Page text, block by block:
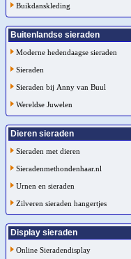
Buikdanskleding
Buitenlandse sieraden
Moderne hedendaagse sieraden
Sieraden
Sieraden bij Anny van Buul
Wereldse Juwelen
Dieren sieraden
Sieraden met dieren
Sieradenmethondenhaar.nl
Urnen en sieraden
Zilveren sieraden hangertjes
Display sieraden
Online Sieradendisplay